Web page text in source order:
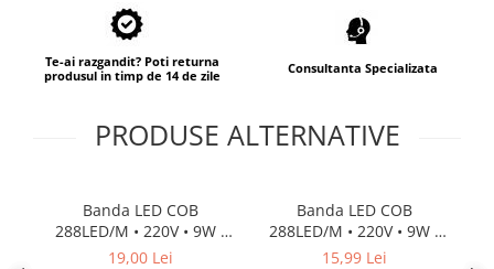
Proiector LED Fantana/Piscina
Modul LED
Profil Banda LED
Profil LED colt
Profil led incastrat
Te-ai razgandit? Poti returna
produsul in timp de 14 de zile
Consultanta Specializata
PRODUSE ALTERNATIVE
Banda LED COB
288LED/M • 220V • 9W •
color • IP67 • 600lm •
19,00 Lei
Banda LED COB
288LED/M • 220V • 9W •
3000K • IP67 • 600lm •
15,99 Lei